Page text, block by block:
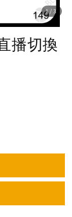
1 /3
播切換